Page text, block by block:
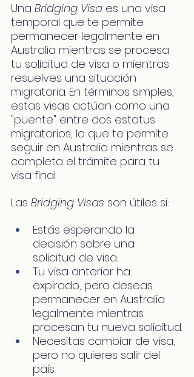
Una Bridging Visa es una visa
temporal que te permite
permanecer legalmente en
Australia mientras se procesa
tu solicitud de visa o mientras
resuelves una situación
migratoria. En términos simples,
estas visas actúan como una
"puente" entre dos estatus
migratorios, lo que te permite
seguir en Australia mientras se
completa el trámite para tu
visa final.
Las Bridging Visas son útiles si:
Estás esperando la
decisión sobre una
solicitud de visa.
Tu visa anterior ha
expirado, pero deseas
permanecer en Australia
legalmente mientras
procesan tu nueva solicitud.
Necesitas cambiar de visa,
pero no quieres salir del
país.